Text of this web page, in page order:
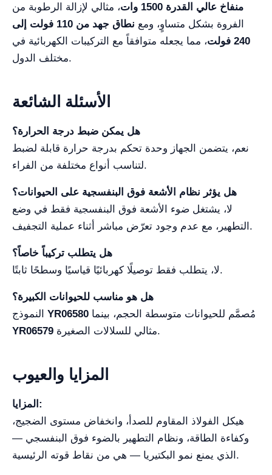
منفاخ عالي القدرة 1500 وات
، مثالي لإزالة الرطوبة من
الفروة بشكل متساوٍ، ومع
نطاق جهد من 110 فولت إلى
240 فولت
، مما يجعله متوافقاً مع التركيبات الكهربائية في
مختلف الدول.
الأسئلة الشائعة
هل يمكن ضبط درجة الحرارة؟
نعم، يتضمن الجهاز وحدة تحكم بدرجة حرارة قابلة لضبط
لتناسب أنواع مختلفة من الفراء.
هل يؤثر نظام الأشعة فوق البنفسجية على الحيوانات؟
لا، يشتغل ضوء الأشعة فوق البنفسجية فقط في وضع
التطهير، مع عدم وجود تعرّض مباشر أثناء عملية التجفيف.
هل يتطلب تركيباً خاصاً؟
لا، يتطلب فقط توصيلًا كهربائيًا قياسيًا وسطحًا ثابتًا.
هل هو مناسب للحيوانات الكبيرة؟
YR06580 مُصمَّم للحيوانات متوسطة الحجم، بينما
YR06579
مثالي للسلالات الصغيرة.
المزايا والعيوب
المزايا:
هيكل الفولاذ المقاوم للصدأ، وانخفاض مستوى الضجيج،
وكفاءة الطاقة، ونظام التطهير بالضوء فوق البنفسجي —
الذي يمنع نمو البكتيريا — هي من نقاط قوته الرئيسية.